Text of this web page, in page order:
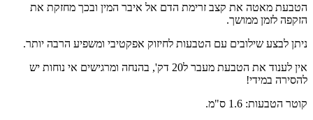
הטבעת מאטה את קצב זרימת הדם אל איבר המין ובכך מחזקת את
הזקפה לזמן ממושך.
ניתן לבצע שילובים עם הטבעות לחיזוק אפקטיבי ומשפיע הרבה יותר.
אין לענוד את הטבעת מעבר ל20 דק', בהנחה ומרגישים אי נוחות יש
להסירה במידי!
קוטר הטבעות: 1.6 ס"מ.